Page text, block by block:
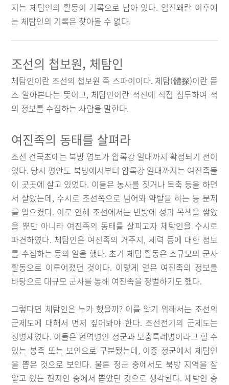
지는 체탐인의 활동이 기록으로 남아 있다. 임진왜란 이후에
는 체탐인의 기록은 찾아볼 수 없다.
조선의 첩보원, 체탐인
체탐인이란 조선의 첩보원 즉 스파이이다. 체탐(體探)이란 몸
소 알아본다는 뜻이고, 체탐인이란 적진에 직접 침투하여 적
의 정보를 수집하는 사람을 말한다.
여진족의 동태를 살펴라
조선 건국초에는 북방 영토가 압록강 일대까지 확정되기 전이
었다. 당시 평안도 북방에서부터 압록강 일대까지는 여진족들
이 곳곳에 살고 있었다. 이들은 농사를 짓거나 목축 등을 하면
서 살았는데, 수시로 조선쪽으로 넘어와 약탈을 하는 등 문제
를 일으켰다. 이로 인해 조선에서는 변방에 성과 목책을 쌓았
을 뿐만 아니라 여진족의 동태를 살피고자 체탐인을 수시로
파견하였다. 체탐인은 여진족의 거주지, 세력 등에 대한 정보
를 수집하는 등의 일을 했다. 초기 체탐 활동은 소규모의 군사
활동으로 이루어졌던 것이다. 이렇게 얻은 여진족의 정보를
바탕으로 대규모 군사를 통해 여진족을 정벌하기도 했다.
그렇다면 체탐인은 누가 했을까? 이를 알기 위해서는 조선의
군제도에 대해서 먼저 짚어봐야 한다. 조선전기의 군제도는
징병제였다. 이들은 현역병인 정군과 보충특례병이라고 할 수
있는 봉족 또는 보인으로 구분됐는데, 이중 정군에서 체탐인
을 뽑은 것으로 보인다. 물론 정군 중에서도 북방 지역을 잘
알고 있는 현지인 중에서 뽑았던 것으로 생각된다. 체탐인 중